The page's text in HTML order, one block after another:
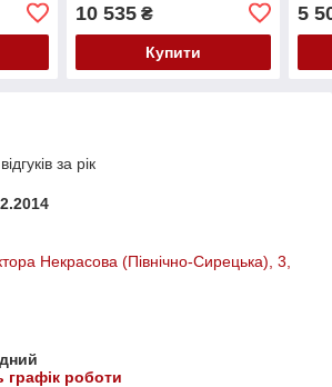
10 535₴
Купити
5
за рік
Некрасова (Північно-Сирецька), 3,
графік роботи